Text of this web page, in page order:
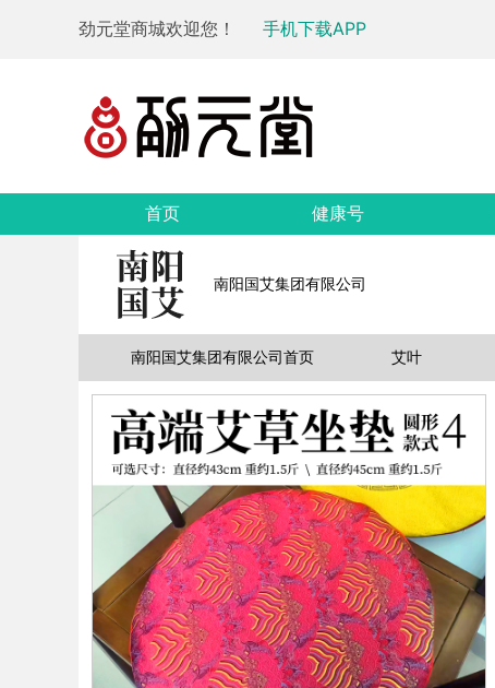
劲元堂商城欢迎您！ 手机下载APP
首页 健康号
南阳国艾集团有限公司
南阳国艾集团有限公司首页 艾叶